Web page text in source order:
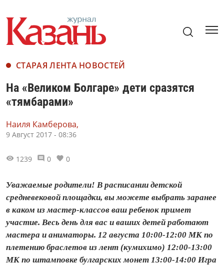
СТАРАЯ ЛЕНТА НОВОСТЕЙ
На «Великом Болгаре» дети сразятся
«тямбарами»
Наиля Камберова,
9 Август 2017 - 08:36
1239 0 0
Уважаемые родители! В расписании детской
средневековой площадки, вы можете выбрать заранее
в каком из мастер-классов ваш ребенок примет
участие. Весь день для вас и ваших детей работают
мастера и аниматоры. 12 августа 10:00-12:00 МК по
плетению браслетов из лент (кумихимо) 12:00-13:00
МК по штамповке булгарских монет 13:00-14:00 Игра